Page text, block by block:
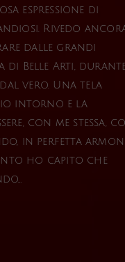
espressione di
Rivedo
dalle grandi
di Belle Arti,
vero. Una tela
intorno e la
con me stessa,
in perfetta
ho capito che